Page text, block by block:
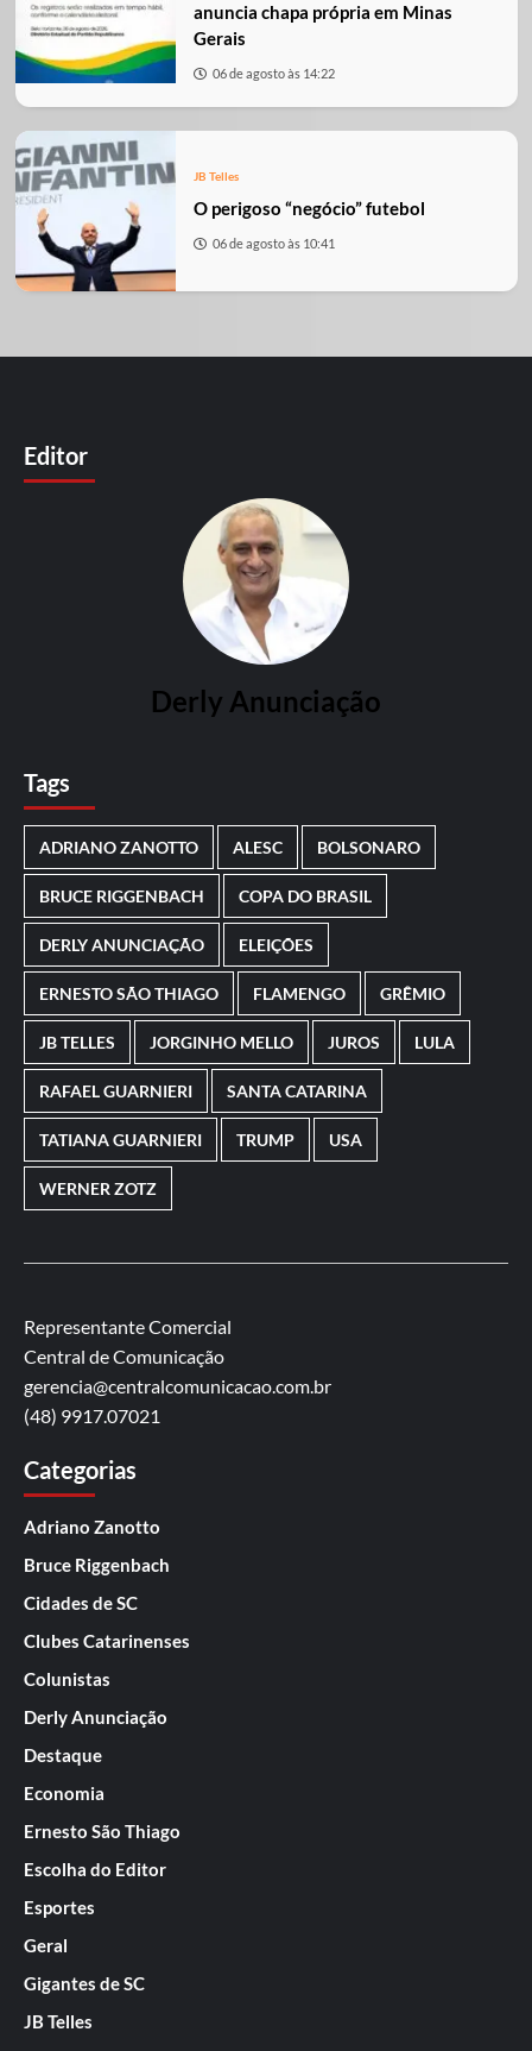
anuncia chapa própria em Minas
Gerais
06 de agosto às 14:22
JB Telles
O perigoso “negócio” futebol
06 de agosto às 10:41
Editor
Derly Anunciação
Tags
ADRIANO ZANOTTO ALESC BOLSONARO
BRUCE RIGGENBACH COPA DO BRASIL
DERLY ANUNCIAÇÃO ELEIÇÕES
ERNESTO SÃO THIAGO FLAMENGO GRÊMIO
JB TELLES JORGINHO MELLO JUROS LULA
RAFAEL GUARNIERI SANTA CATARINA
TATIANA GUARNIERI TRUMP USA
WERNER ZOTZ
Representante Comercial
Central de Comunicação
gerencia@centralcomunicacao.com.br
(48) 9917.07021
Categorias
Adriano Zanotto
Bruce Riggenbach
Cidades de SC
Clubes Catarinenses
Colunistas
Derly Anunciação
Destaque
Economia
Ernesto São Thiago
Escolha do Editor
Esportes
Geral
Gigantes de SC
JB Telles